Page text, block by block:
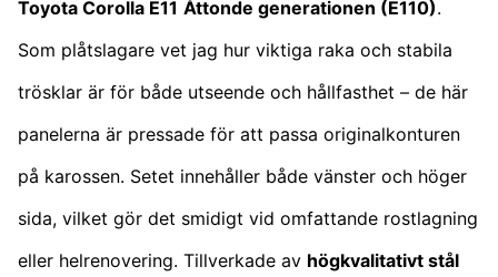
Toyota Corolla E11 Åttonde generationen (E110).
Som plåtslagare vet jag hur viktiga raka och stabila
trösklar är för både utseende och hållfasthet – de här
panelerna är pressade för att passa originalkonturen
på karossen. Setet innehåller både vänster och höger
sida, vilket gör det smidigt vid omfattande rostlagning
eller helrenovering. Tillverkade av högkvalitativt stål